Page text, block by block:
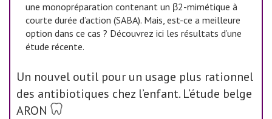
une monopréparation contenant un β2-mimétique à
courte durée d’action (SABA). Mais, est-ce a meilleure
option dans ce cas ? Découvrez ici les résultats d’une
étude récente.
Un nouvel outil pour un usage plus rationnel
des antibiotiques chez l’enfant. L’étude belge
ARON